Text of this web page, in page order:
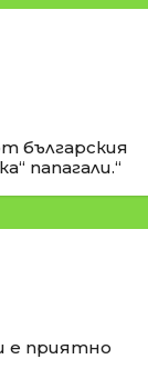
българския
папагали.“
е приятно